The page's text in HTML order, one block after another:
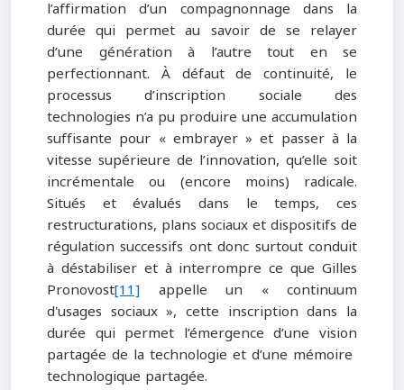
l’affirmation d’un compagnonnage dans la
durée qui permet au savoir de se relayer
d’une génération à l’autre tout en se
perfectionnant. À défaut de continuité, le
processus d’inscription sociale des
technologies n’a pu produire une accumulation
suffisante pour « embrayer » et passer à la
vitesse supérieure de l’innovation, qu’elle soit
incrémentale ou (encore moins) radicale.
Situés et évalués dans le temps, ces
restructurations, plans sociaux et dispositifs de
régulation successifs ont donc surtout conduit
à déstabiliser et à interrompre ce que Gilles
Pronovost[11] appelle un « continuum
d'usages sociaux », cette inscription dans la
durée qui permet l’émergence d’une vision
partagée de la technologie et d’une mémoire
technologique partagée.